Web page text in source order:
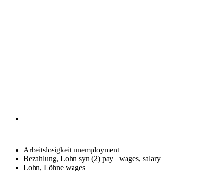
Arbeitslosigkeit unemployment
Bezahlung, Lohn syn (2) pay wages, salary
Lohn, Löhne wages